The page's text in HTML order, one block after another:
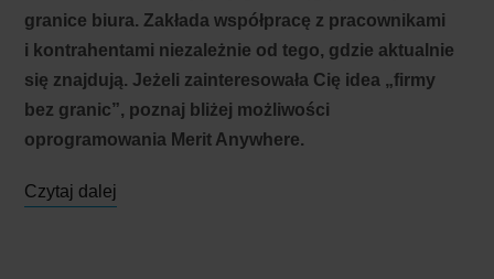
granice biura. Zakłada współpracę z pracownikami
i kontrahentami niezależnie od tego, gdzie aktualnie
się znajdują. Jeżeli zainteresowała Cię idea „firmy
bez granic”, poznaj bliżej możliwości
oprogramowania Merit Anywhere.
Czytaj dalej